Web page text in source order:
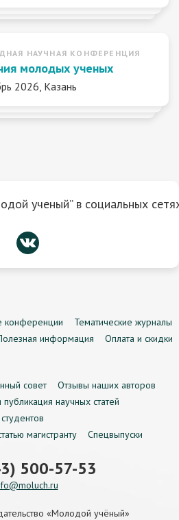
НАУЧНАЯ КОНФЕРЕНЦИЯ
молодых ученых
2026, Казань
ученый” в социальных
конференции
Тематические журналы
информация
Оплата и скидки
совет
Отзывы наших авторов
научных статей
магистранту
Спецвыпуски
500-57-53
«Молодой учёный»